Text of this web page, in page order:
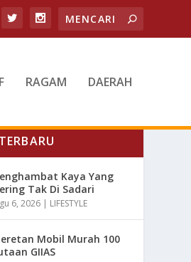
RAGAM DAERAH
Kaya Yang
Tak Di Sadari
6, 2026 | LIFESTYLE
Mobil Murah 100
GIIAS